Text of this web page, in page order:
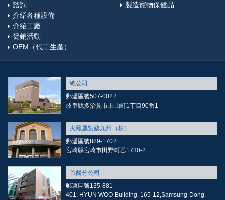
諮詢
製造寵物保健品
介紹各種設備
介紹工廠
促銷活動
OEM（代工生產）
總公司
郵遞區號507-0022
岐阜縣多治見市上山町1丁目90番1
火鳳凰製藥九州（株）
郵遞區號889-1702
宮崎縣宮崎市田野町乙1730-2
首爾分公司
郵遞區號135-881
401, HYUN WOO Building, 165-12,Samsung-Dong,